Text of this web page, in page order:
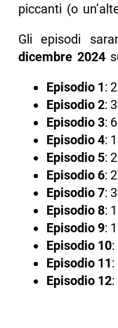
piccanti (o
Gli episodi
dicembre 2024
Episodio 1:
Episodio 2:
Episodio 3:
Episodio 4:
Episodio 5:
Episodio 6:
Episodio 7:
Episodio 8:
Episodio 9:
Episodio 10:
Episodio 11
Episodio 12: